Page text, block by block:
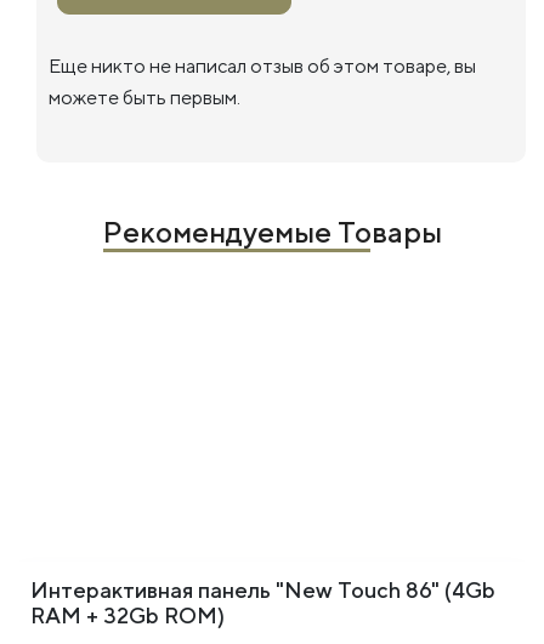
Еще никто не написал отзыв об этом товаре, вы
можете быть первым.
Рекомендуемые Товары
Интерактивная панель "New Touch 86" (4Gb
RAM + 32Gb ROM)